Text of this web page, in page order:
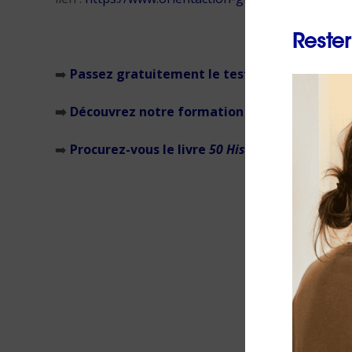
➡️ Passez gratuitement le test « devez-vous
➡️ Découvrez notre formation : les
➡️ Procurez-vous le livre 50 Histoires